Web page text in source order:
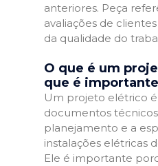
anteriores. Peça
avaliações de
da qualidade do
O que é um
que é
Um projeto elétrico
documentos
planejamento e a
instalações elétricas
Ele é importante